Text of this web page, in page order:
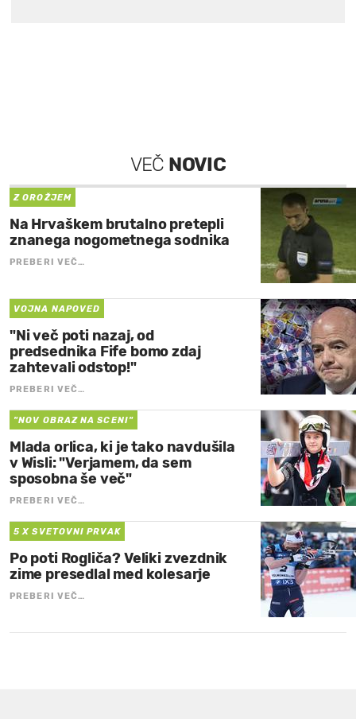
VEČ NOVIC
Z OROŽJEM
Na Hrvaškem brutalno pretepli
znanega nogometnega sodnika
PREBERI VEČ…
VOJNA NAPOVED
"Ni več poti nazaj, od
predsednika Fife bomo zdaj
zahtevali odstop!"
PREBERI VEČ…
"NOV OBRAZ NA SCENI"
Mlada orlica, ki je tako navdušila
v Wisli: "Verjamem, da sem
sposobna še več"
PREBERI VEČ…
5 X SVETOVNI PRVAK
Po poti Rogliča? Veliki zvezdnik
zime presedlal med kolesarje
PREBERI VEČ…